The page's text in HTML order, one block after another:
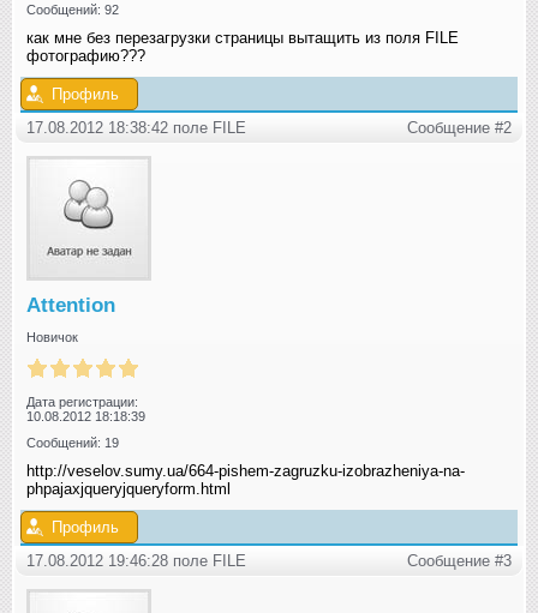
Сообщений: 92
как мне без перезагрузки страницы вытащить из поля FILE
фотографию???
Профиль
17.08.2012 18:38:42 поле FILE
Сообщение #2
Attention
Новичок
Дата регистрации:
10.08.2012 18:18:39
Сообщений: 19
http://veselov.sumy.ua/664-pishem-zagruzku-izobrazheniya-na-
phpajaxjqueryjqueryform.html
Профиль
17.08.2012 19:46:28 поле FILE
Сообщение #3